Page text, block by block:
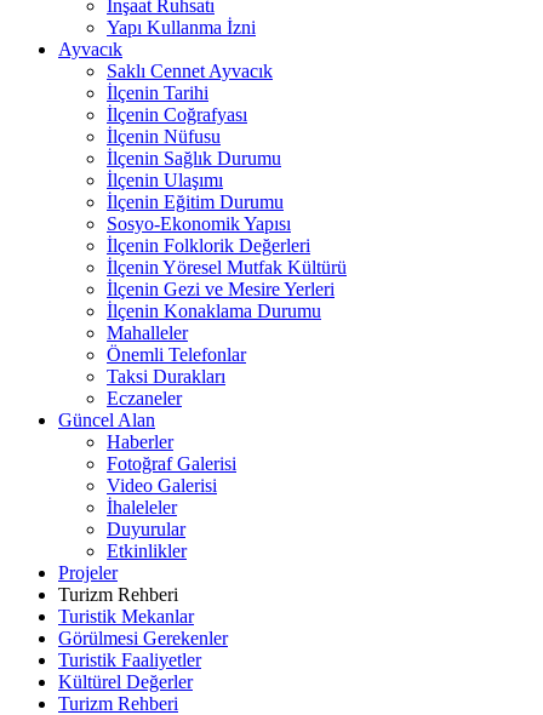
İnşaat Ruhsatı
Yapı Kullanma İzni
Ayvacık
Saklı Cennet Ayvacık
İlçenin Tarihi
İlçenin Coğrafyası
İlçenin Nüfusu
İlçenin Sağlık Durumu
İlçenin Ulaşımı
İlçenin Eğitim Durumu
Sosyo-Ekonomik Yapısı
İlçenin Folklorik Değerleri
İlçenin Yöresel Mutfak Kültürü
İlçenin Gezi ve Mesire Yerleri
İlçenin Konaklama Durumu
Mahalleler
Önemli Telefonlar
Taksi Durakları
Eczaneler
Güncel Alan
Haberler
Fotoğraf Galerisi
Video Galerisi
İhaleleler
Duyurular
Etkinlikler
Projeler
Turizm Rehberi
Turistik Mekanlar
Görülmesi Gerekenler
Turistik Faaliyetler
Kültürel Değerler
Turizm Rehberi